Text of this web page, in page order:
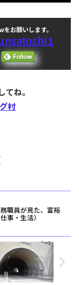
お願いします。
ね。
村
職員が見た、富裕
事・生活）